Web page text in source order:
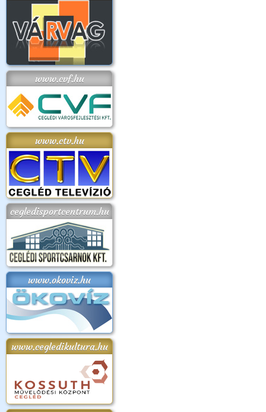
www.cvf.hu
www.ctv.hu
cegledisportcentrum.hu
www.okoviz.hu
www.cegledikultura.hu
2018.
Kossuth Toborzó
Ünnepély
Szent István Ünnepe
(2017. 08. 20.)